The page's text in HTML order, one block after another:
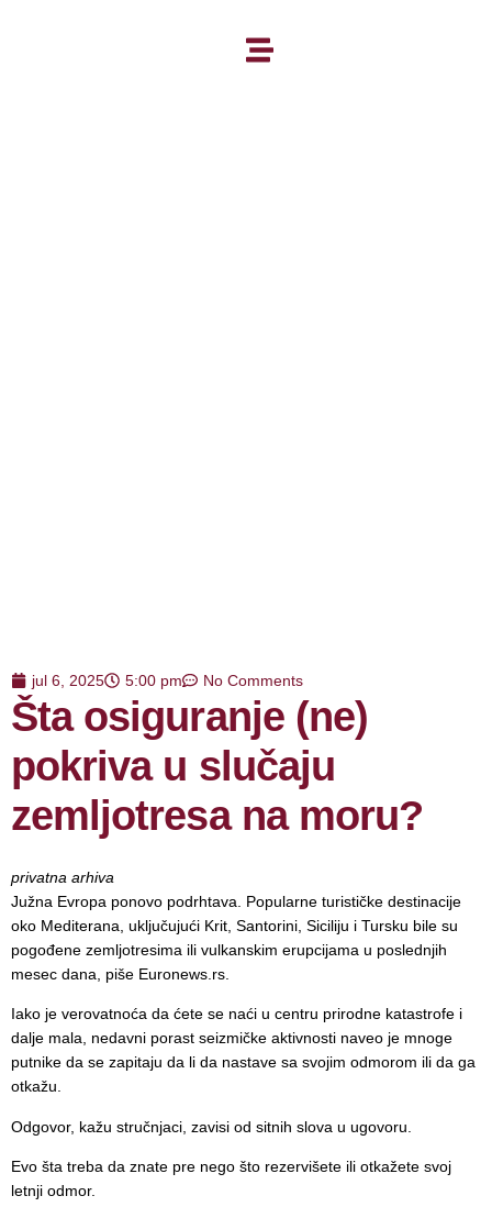
jul 6, 2025 5:00 pm No Comments
Šta osiguranje (ne)
pokriva u slučaju
zemljotresa na moru?
privatna arhiva
Južna Evropa ponovo podrhtava. Popularne turističke destinacije
oko Mediterana, uključujući Krit, Santorini, Siciliju i Tursku bile su
pogođene zemljotresima ili vulkanskim erupcijama u poslednjih
mesec dana, piše Euronews.rs.
Iako je verovatnoća da ćete se naći u centru prirodne katastrofe i
dalje mala, nedavni porast seizmičke aktivnosti naveo je mnoge
putnike da se zapitaju da li da nastave sa svojim odmorom ili da ga
otkažu.
Odgovor, kažu stručnjaci, zavisi od sitnih slova u ugovoru.
Evo šta treba da znate pre nego što rezervišete ili otkažete svoj
letnji odmor.